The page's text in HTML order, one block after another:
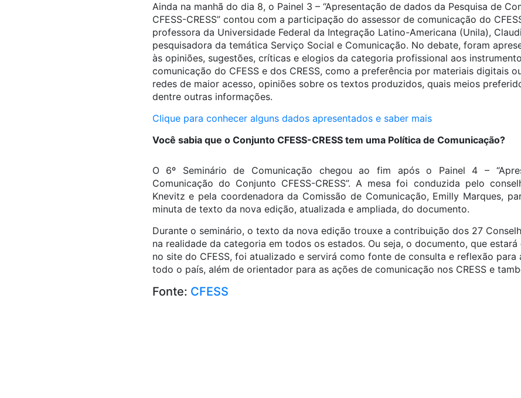
Ainda na manhã do dia 8, o Painel 3 – “Apresentação de dados da Pesquisa de
CFESS-CRESS” contou com a participação do assessor de comunicação do
professora da Universidade Federal da Integração Latino-Americana (Unila),
pesquisadora da temática Serviço Social e Comunicação. No debate, foram
às opiniões, sugestões, críticas e elogios da categoria profissional aos
comunicação do CFESS e dos CRESS, como a preferência por materiais digitais
redes de maior acesso, opiniões sobre os textos produzidos, quais meios
dentre outras informações.
Clique para conhecer alguns dados apresentados e saber mais
Você sabia que o Conjunto CFESS-CRESS tem uma Política de Comunicação?
O 6º Seminário de Comunicação chegou ao fim após o Painel 4 –
Comunicação do Conjunto CFESS-CRESS”. A mesa foi conduzida pelo
Knevitz e pela coordenadora da Comissão de Comunicação, Emilly Marques,
minuta de texto da nova edição, atualizada e ampliada, do documento.
Durante o seminário, o texto da nova edição trouxe a contribuição dos 27
na realidade da categoria em todos os estados. Ou seja, o documento, que
no site do CFESS, foi atualizado e servirá como fonte de consulta e reflexão para
todo o país, além de orientador para as ações de comunicação nos CRESS e
Fonte: CFESS